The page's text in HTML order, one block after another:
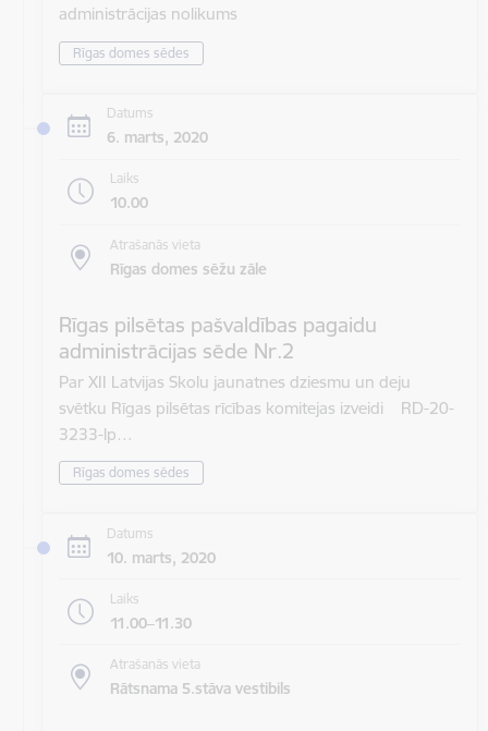
administrācijas nolikums
Rīgas domes sēdes
Datums
6. marts, 2020
Laiks
10.00
Atrašanās vieta
Rīgas domes sēžu zāle
Rīgas pilsētas pašvaldības pagaidu
administrācijas sēde Nr.2
Par XII Latvijas Skolu jaunatnes dziesmu un deju
svētku Rīgas pilsētas rīcības komitejas izveidi RD-20-
3233-lp…
Rīgas domes sēdes
Datums
10. marts, 2020
Laiks
11.00–11.30
Atrašanās vieta
Rātsnama 5.stāva vestibils